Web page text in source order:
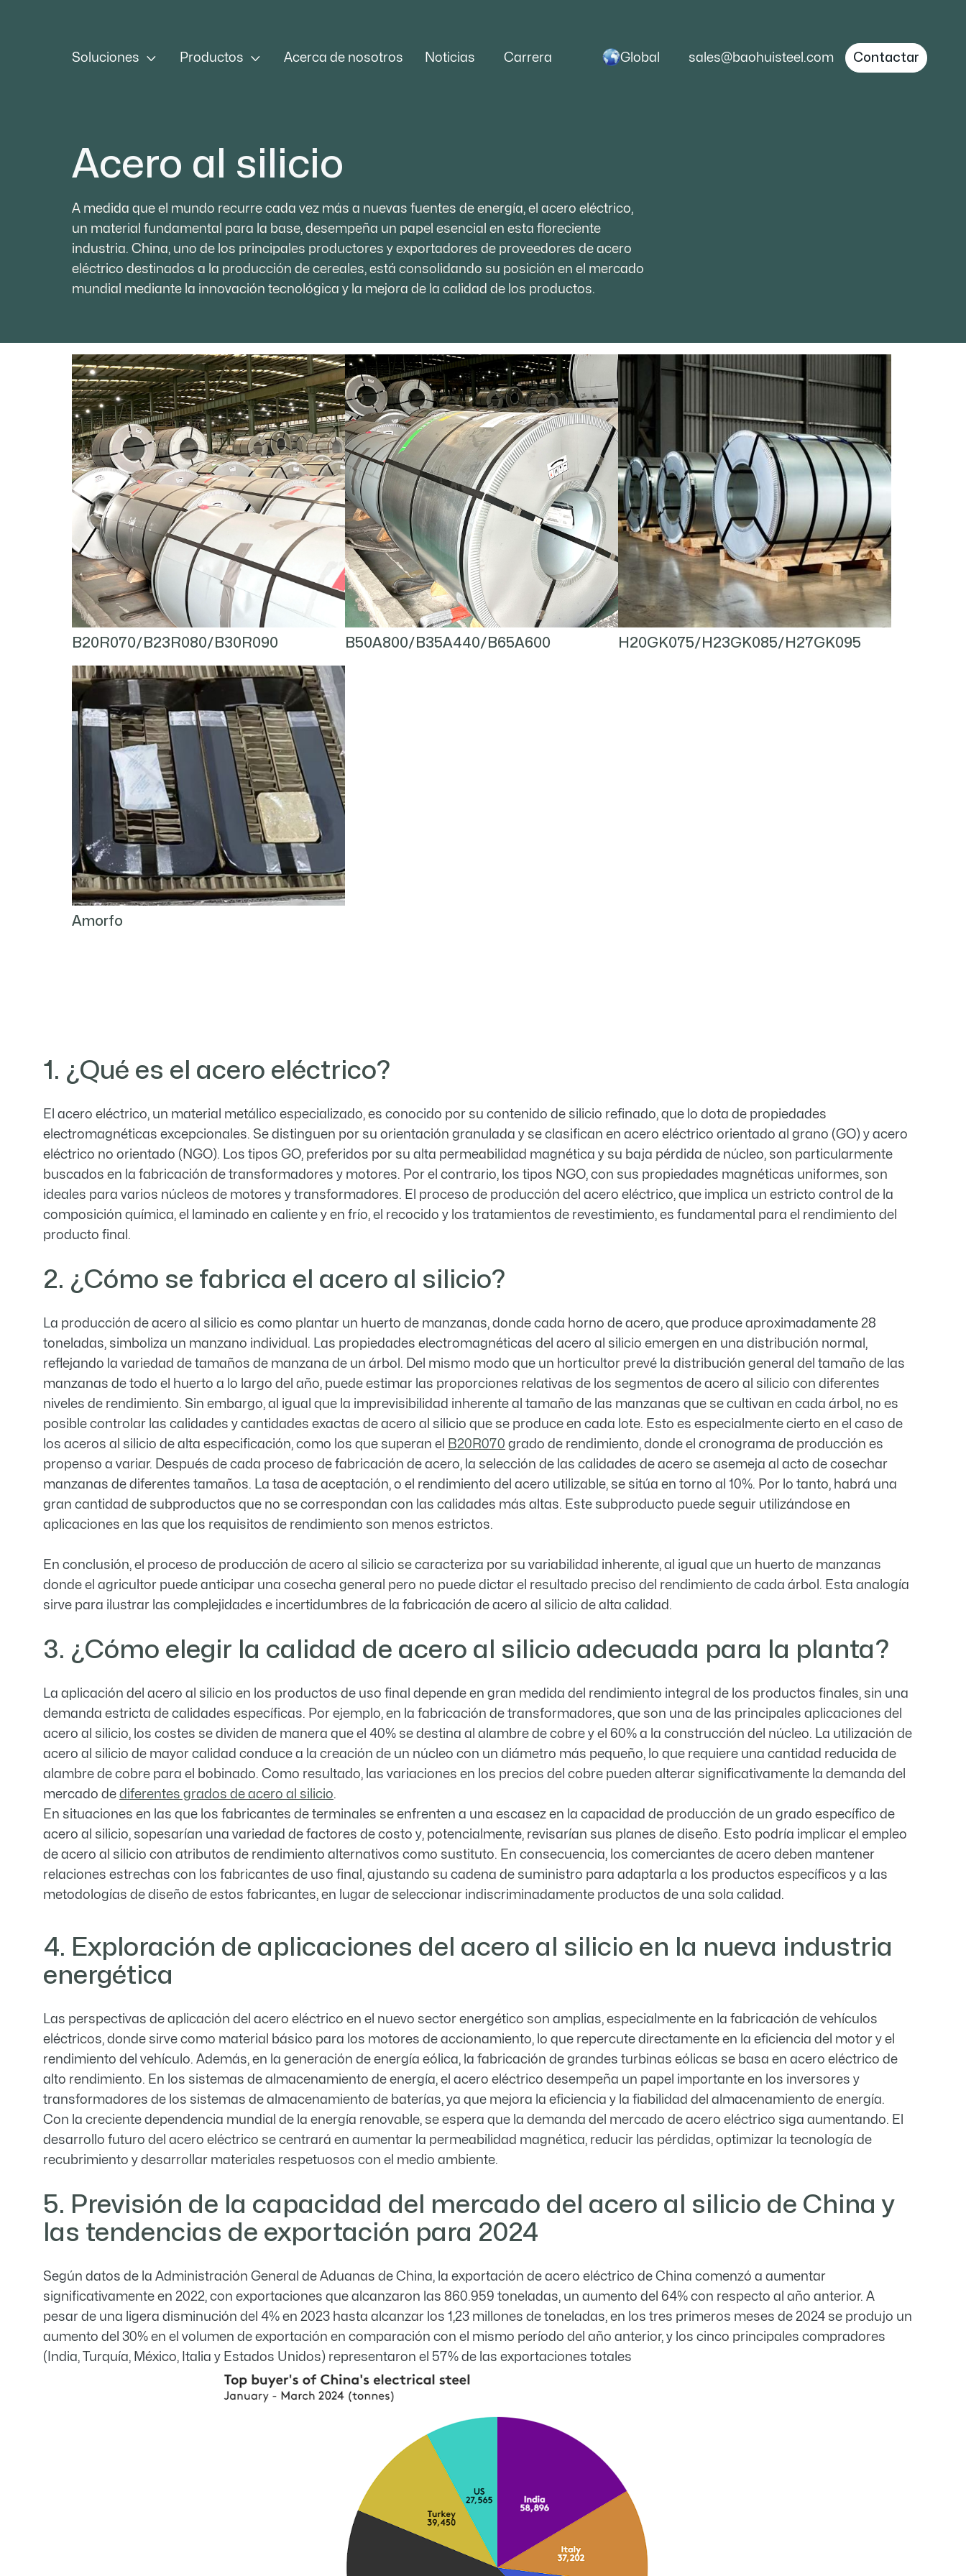
Soluciones  Productos  Acerca de nosotros Noticias Carrera Global sales@baohuisteel.com Contactar
Acero al silicio
A medida que el mundo recurre cada vez más a nuevas fuentes de energía, el acero eléctrico,
un material fundamental para la base, desempeña un papel esencial en esta floreciente
industria. China, uno de los principales productores y exportadores de proveedores de acero
eléctrico destinados a la producción de cereales, está consolidando su posición en el mercado
mundial mediante la innovación tecnológica y la mejora de la calidad de los productos.
B20R070/B23R080/B30R090 B50A800/B35A440/B65A600 H20GK075/H23GK085/H27GK095
Amorfo
1. ¿Qué es el acero eléctrico?
El acero eléctrico, un material metálico especializado, es conocido por su contenido de silicio refinado, que lo dota de propiedades
electromagnéticas excepcionales. Se distinguen por su orientación granulada y se clasifican en acero eléctrico orientado al grano (GO) y acero
eléctrico no orientado (NGO). Los tipos GO, preferidos por su alta permeabilidad magnética y su baja pérdida de núcleo, son particularmente
buscados en la fabricación de transformadores y motores. Por el contrario, los tipos NGO, con sus propiedades magnéticas uniformes, son
ideales para varios núcleos de motores y transformadores. El proceso de producción del acero eléctrico, que implica un estricto control de la
composición química, el laminado en caliente y en frío, el recocido y los tratamientos de revestimiento, es fundamental para el rendimiento del
producto final.
2. ¿Cómo se fabrica el acero al silicio?
La producción de acero al silicio es como plantar un huerto de manzanas, donde cada horno de acero, que produce aproximadamente 28
toneladas, simboliza un manzano individual. Las propiedades electromagnéticas del acero al silicio emergen en una distribución normal,
reflejando la variedad de tamaños de manzana de un árbol. Del mismo modo que un horticultor prevé la distribución general del tamaño de las
manzanas de todo el huerto a lo largo del año, puede estimar las proporciones relativas de los segmentos de acero al silicio con diferentes
niveles de rendimiento. Sin embargo, al igual que la imprevisibilidad inherente al tamaño de las manzanas que se cultivan en cada árbol, no es
posible controlar las calidades y cantidades exactas de acero al silicio que se produce en cada lote. Esto es especialmente cierto en el caso de
los aceros al silicio de alta especificación, como los que superan el
B20R070 grado de rendimiento, donde el cronograma de producción es
propenso a variar. Después de cada proceso de fabricación de acero, la selección de las calidades de acero se asemeja al acto de cosechar
manzanas de diferentes tamaños. La tasa de aceptación, o el rendimiento del acero utilizable, se sitúa en torno al 10%. Por lo tanto, habrá una
gran cantidad de subproductos que no se correspondan con las calidades más altas. Este subproducto puede seguir utilizándose en
aplicaciones en las que los requisitos de rendimiento son menos estrictos.
En conclusión, el proceso de producción de acero al silicio se caracteriza por su variabilidad inherente, al igual que un huerto de manzanas
donde el agricultor puede anticipar una cosecha general pero no puede dictar el resultado preciso del rendimiento de cada árbol. Esta analogía
sirve para ilustrar las complejidades e incertidumbres de la fabricación de acero al silicio de alta calidad.
3. ¿Cómo elegir la calidad de acero al silicio adecuada para la planta?
La aplicación del acero al silicio en los productos de uso final depende en gran medida del rendimiento integral de los productos finales, sin una
demanda estricta de calidades específicas. Por ejemplo, en la fabricación de transformadores, que son una de las principales aplicaciones del
acero al silicio, los costes se dividen de manera que el 40% se destina al alambre de cobre y el 60% a la construcción del núcleo. La utilización de
acero al silicio de mayor calidad conduce a la creación de un núcleo con un diámetro más pequeño, lo que requiere una cantidad reducida de
alambre de cobre para el bobinado. Como resultado, las variaciones en los precios del cobre pueden alterar significativamente la demanda del
mercado de diferentes grados de acero al silicio.
En situaciones en las que los fabricantes de terminales se enfrenten a una escasez en la capacidad de producción de un grado específico de
acero al silicio, sopesarían una variedad de factores de costo y, potencialmente, revisarían sus planes de diseño. Esto podría implicar el empleo
de acero al silicio con atributos de rendimiento alternativos como sustituto. En consecuencia, los comerciantes de acero deben mantener
relaciones estrechas con los fabricantes de uso final, ajustando su cadena de suministro para adaptarla a los productos específicos y a las
metodologías de diseño de estos fabricantes, en lugar de seleccionar indiscriminadamente productos de una sola calidad.
4. Exploración de aplicaciones del acero al silicio en la nueva industria
energética
Las perspectivas de aplicación del acero eléctrico en el nuevo sector energético son amplias, especialmente en la fabricación de vehículos
eléctricos, donde sirve como material básico para los motores de accionamiento, lo que repercute directamente en la eficiencia del motor y el
rendimiento del vehículo. Además, en la generación de energía eólica, la fabricación de grandes turbinas eólicas se basa en acero eléctrico de
alto rendimiento. En los sistemas de almacenamiento de energía, el acero eléctrico desempeña un papel importante en los inversores y
transformadores de los sistemas de almacenamiento de baterías, ya que mejora la eficiencia y la fiabilidad del almacenamiento de energía.
Con la creciente dependencia mundial de la energía renovable, se espera que la demanda del mercado de acero eléctrico siga aumentando. El
desarrollo futuro del acero eléctrico se centrará en aumentar la permeabilidad magnética, reducir las pérdidas, optimizar la tecnología de
recubrimiento y desarrollar materiales respetuosos con el medio ambiente.
5. Previsión de la capacidad del mercado del acero al silicio de China y
las tendencias de exportación para 2024
Según datos de la Administración General de Aduanas de China, la exportación de acero eléctrico de China comenzó a aumentar
significativamente en 2022, con exportaciones que alcanzaron las 860.959 toneladas, un aumento del 64% con respecto al año anterior. A
pesar de una ligera disminución del 4% en 2023 hasta alcanzar los 1,23 millones de toneladas, en los tres primeros meses de 2024 se produjo un
aumento del 30% en el volumen de exportación en comparación con el mismo período del año anterior, y los cinco principales compradores
(India, Turquía, México, Italia y Estados Unidos) representaron el 57% de las exportaciones totales